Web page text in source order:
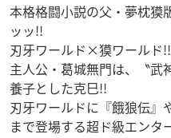
本格格闘小説の父・夢枕獏
ッッ!!
刃牙ワールド×獏ワールド!!
主人公・葛城無門は、〝武
養子とした克巳!!
刃牙ワールドに『餓狼伝』
まで登場する超ド級エンタ